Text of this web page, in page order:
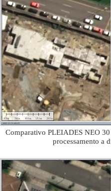
Comparativo PLEIADES NEO
processamento a